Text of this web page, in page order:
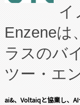
イ
Enzeneは
ラスのバ
ツー・エ
表しまし
ai&、Voltaiqと協業し、